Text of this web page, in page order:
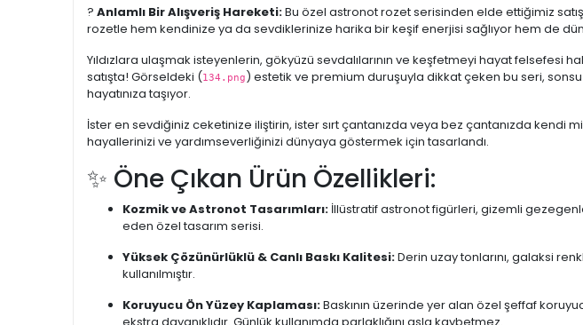
? Anlamlı Bir Alışveriş Hareketi:Bu özel astronot rozet serisinden elde ettiğimiz
rozetle hem kendinize ya da sevdiklerinize harika bir keşif enerjisi sağlıyor hem de
Yıldızlara ulaşmak isteyenlerin, gökyüzü sevdalılarının ve keşfetmeyi hayat felsefesi
satışta! Görseldeki (134.png) estetik ve premium duruşuyla dikkat çeken bu seri,
hayatınıza taşıyor.
İster en sevdiğiniz ceketinize iliştirin, ister sırt çantanızda veya bez çantanızda kendi
hayallerinizi ve yardımseverliğinizi dünyaya göstermek için tasarlandı.
✨ Öne Çıkan Ürün Özellikleri:
Kozmik ve Astronot Tasarımları: İllüstratif astronot figürleri, gizemli
eden özel tasarım serisi.
Yüksek Çözünürlüklü & Canlı Baskı Kalitesi:Derin uzay tonlarını, galaksi
kullanılmıştır.
Koruyucu Ön Yüzey Kaplaması:Baskının üzerinde yer alan özel şeffaf